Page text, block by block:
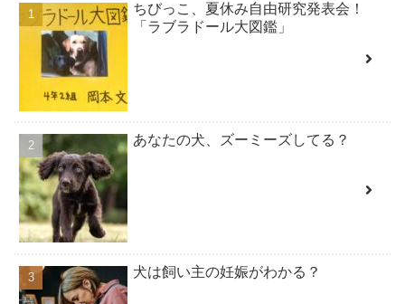
ちびっこ、夏休み自由研究発表会！
「ラブラドール大図鑑」
あなたの犬、ズーミーズしてる？
犬は飼い主の妊娠がわかる？